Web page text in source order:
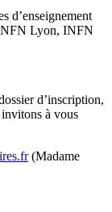
d’enseignement
Lyon, INFN
d’inscription,
à vous
(Madame